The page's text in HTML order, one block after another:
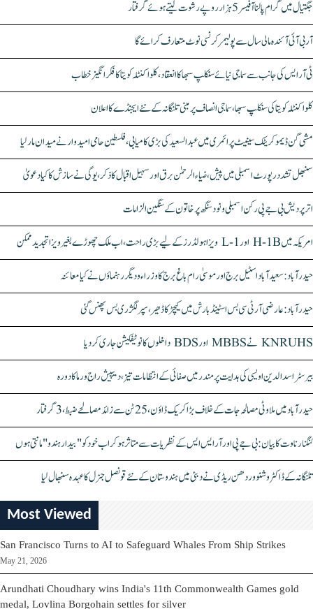
جگتیال میں گرام پالنا آفیسر 5 ہزار روپے رشوت لیتے ہوئے گرفتار
آر بی آئی آئندہ مالی سال سے پولیمر کرنسی نوٹ متعارف کرائے گا
ٹی آر ایس کی جانب سے سماجی نیائے سنکلپ سبھا کا انعقاد، کلواکنٹلہ کویتا کا فکر انگیز خطاب
کلواکنٹلہ کویتا کی سنکلپ سبھا، سماجی انصاف پر مبنی تلنگانہ کے نئے ایجنڈے کا اعلان
مشی گن ڈیموکریٹک سینیٹ پرائمری میں عبدالسعید کی بڑی کامیابی، فلسطین حامی امیدوار نے میدان مار لیا
سنبھل تشدد رپورٹ اسمبلی میں پیش، ضیاء الرحمٰن برق اور سہیل اقبال کا ذکر، یوگی نے سازش کا کیا دعویٰ
اتر پردیش بی جے پی رکن اسمبلی ونود سنگھ پر خاتون کے سنگین الزامات
امریکہ میں H-1B اور L-1 ویزا ہولڈرز کے لیے بڑی راحت، اب ملک چھوڑے بغیر ویزا تجدید ممکن
حیدرآباد: سعیدآباد اسٹیل برج اور موسیٰ رام باغ برج کا وزراء و دیگر رہنماؤں نے کیا معائنہ
حیدرآباد: عارضی آر ٹی سی بس اسٹینڈ بارش میں کیچڑ کا ڈھیر، سپر لگژری بس پھنس گئی
KNRUHS نے MBBS اور BDS داخلوں کا نوٹیفکیشن جاری کر دیا
بیرسٹر اسدالدین اویسی کی ہدایت پر مندر میں صفائی کے انتظامات تیز، دیپیش راج ورما کا دورہ
حیدرآباد میں ملاوٹی مصالحہ جات کے خلاف بڑا کریک ڈاؤن، 25 ٹن سے زائد مصالحے ضبط، 3 گرفتار
کنگنا رناوت کا بیان: بی جے پی اور آر ایس ایس کے نظریات سے متاثر ہو کر اب خود کو "بیدار ہندو" مانتی ہوں
تلنگانہ کے ڈاکٹر وشنو وردھن ریڈی نے دبئی میں ہندوستان کے نئے قونصل جنرل کا عہدہ سنبھال لیا
Most Viewed
San Francisco Turns to AI to Safeguard Whales From Ship Strikes
May 21, 2026
Arundhati Choudhary wins India's 11th Commonwealth Games gold
medal, Lovlina Borgohain settles for silver